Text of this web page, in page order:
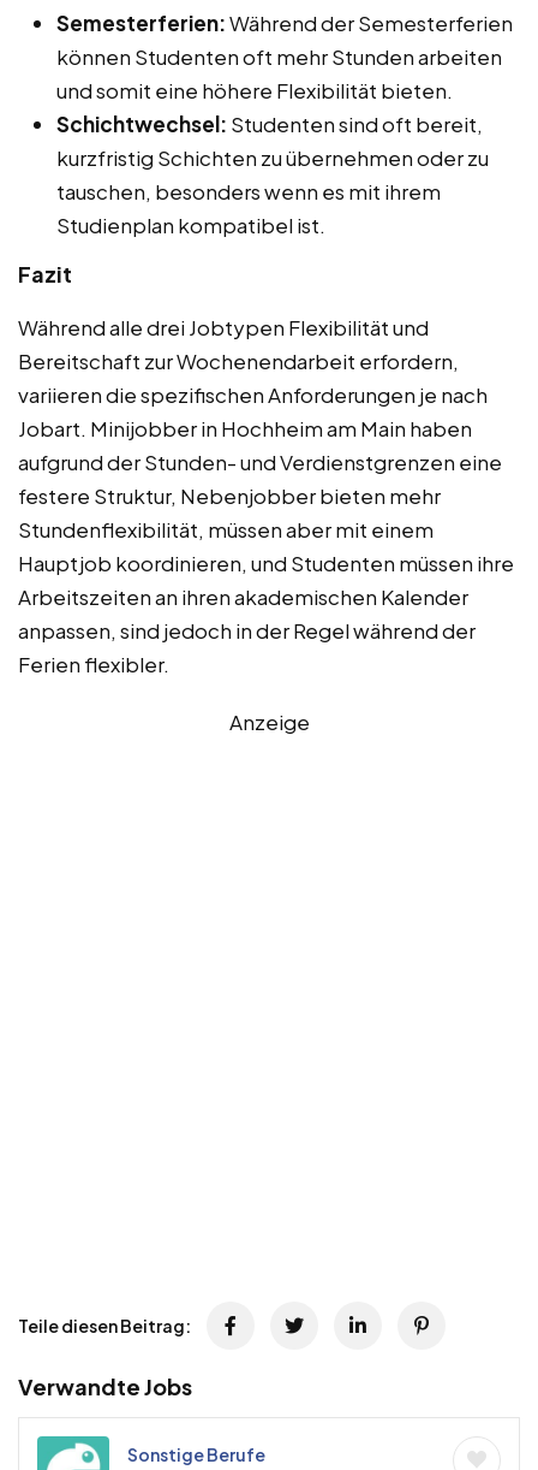
Semesterferien:Während der Semesterferien
können Studenten oft mehr Stunden arbeiten
und somit eine höhere Flexibilität bieten.
Schichtwechsel: Studenten sind oft bereit,
kurzfristig Schichten zu übernehmen oder zu
tauschen, besonders wenn es mit ihrem
Studienplan kompatibel ist.
Fazit
Während alle drei Jobtypen Flexibilität und
Bereitschaft zur Wochenendarbeit erfordern,
variieren die spezifischen Anforderungen je nach
Jobart. Minijobber in Hochheim am Main haben
aufgrund der Stunden- und Verdienstgrenzen eine
festere Struktur, Nebenjobber bieten mehr
Stundenflexibilität, müssen aber mit einem
Hauptjob koordinieren, und Studenten müssen ihre
Arbeitszeiten an ihren akademischen Kalender
anpassen, sind jedoch in der Regel während der
Ferien flexibler.
Anzeige
Teile diesen Beitrag:
Verwandte Jobs
Sonstige Berufe